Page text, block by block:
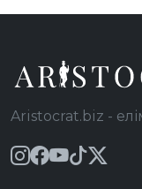
Aristocrat.biz -